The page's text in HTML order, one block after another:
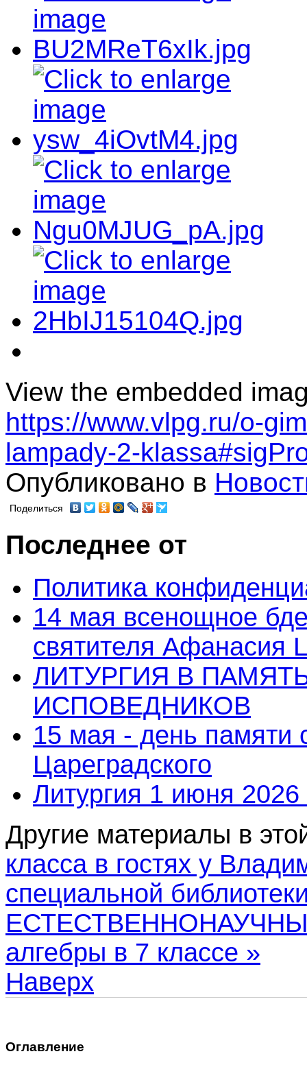
View the embedded
https://www.vlpg.ru/o-
lampady-2-
Опубликовано в
Поделиться
Последнее от
Политика
14 мая всенощное
святителя Афанасия
ЛИТУРГИЯ В
ИСПОВЕДНИКОВ
15 мая - день памяти
Цареградского
Литургия 1 июня 2026
Другие материалы в
класса в гостях у
специальной
алгебры в 7 классе »
Наверх
Оглавление